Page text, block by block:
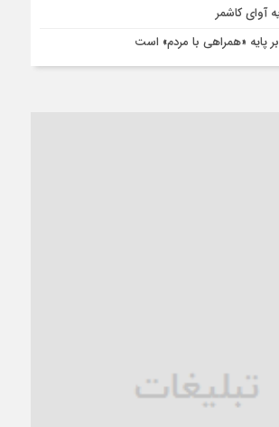
پایه «همراهی با مردم» است